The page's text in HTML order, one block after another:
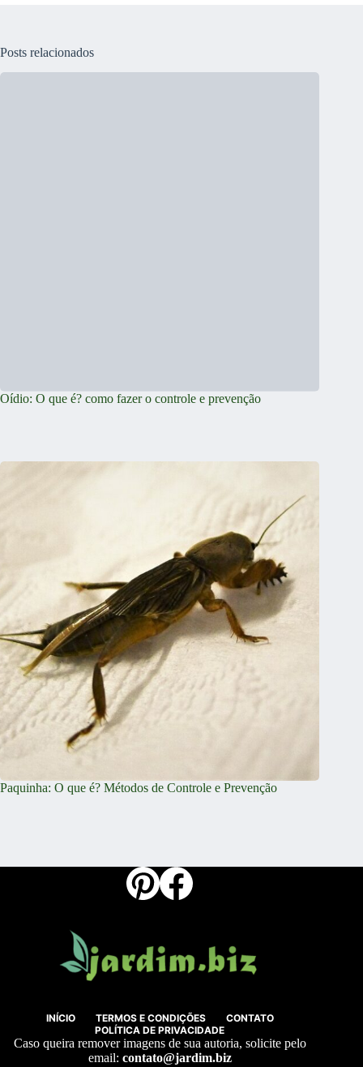
Posts relacionados
Oídio: O que é? como fazer o controle e prevenção
Paquinha: O que é? Métodos de Controle e Prevenção
INÍCIO TERMOS E CONDIÇÕES
CONTATO
POLÍTICA DE PRIVACIDADE
Caso queira remover imagens de sua autoria, solicite pelo
email: contato@jardim.biz